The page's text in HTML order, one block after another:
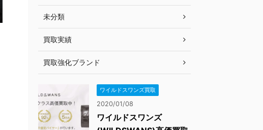
未分類
買取実績
買取強化ブランド
ワイルドスワンズ買取
2020/01/08
ワイルドスワンズ